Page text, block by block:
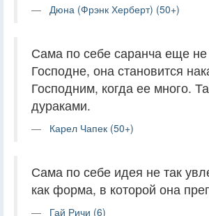
Дюна (Фрэнк Херберт) (50+)
Сама по себе саранча еще не
Господне, она становится
Господним, когда ее много.
дураками.
Карел Чапек (50+)
Сама по себе идея не так
как форма, в которой она
Гай Ричи (6)